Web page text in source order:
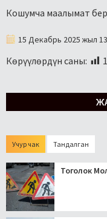
Кошумча маалымат
15 Декабрь 2025 жыл
Көрүүлөрдүн саны:
Учур чак Тандалган
Тоголок